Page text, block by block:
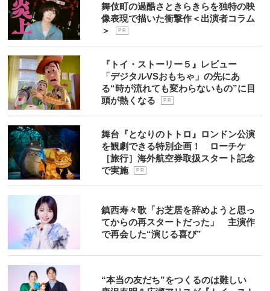
舞伎町の過酷さときらきらを独特の映
像表現で描いた衝撃作＜出演者コラム
＞
P R
『トイ・ストーリー５』レビュー
「デジタルVSおもちゃ」の先にあ
る“時が流れても変わらないもの”に目
頭が熱くなる
P R
舞台『となりのトトロ』ロンドン公演
を観劇できる特別企画！ ローチケ
［旅行］海外航空券取扱スタート記念
で実施
P R
鎮西寿々歌「お芝居を辞めようと思っ
てからの再スタートだった」 主演作
で再会した“演じる喜び”
“本当の友だち”をつくるのは難しい